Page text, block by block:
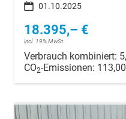
01.10.2025
18.395,– €
incl. 19% MwSt.
Verbrauch kombiniert:
CO2-Emissionen: